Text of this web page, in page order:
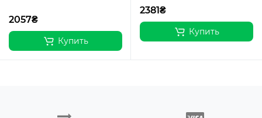
2057₴
Купить
2381₴
Купить